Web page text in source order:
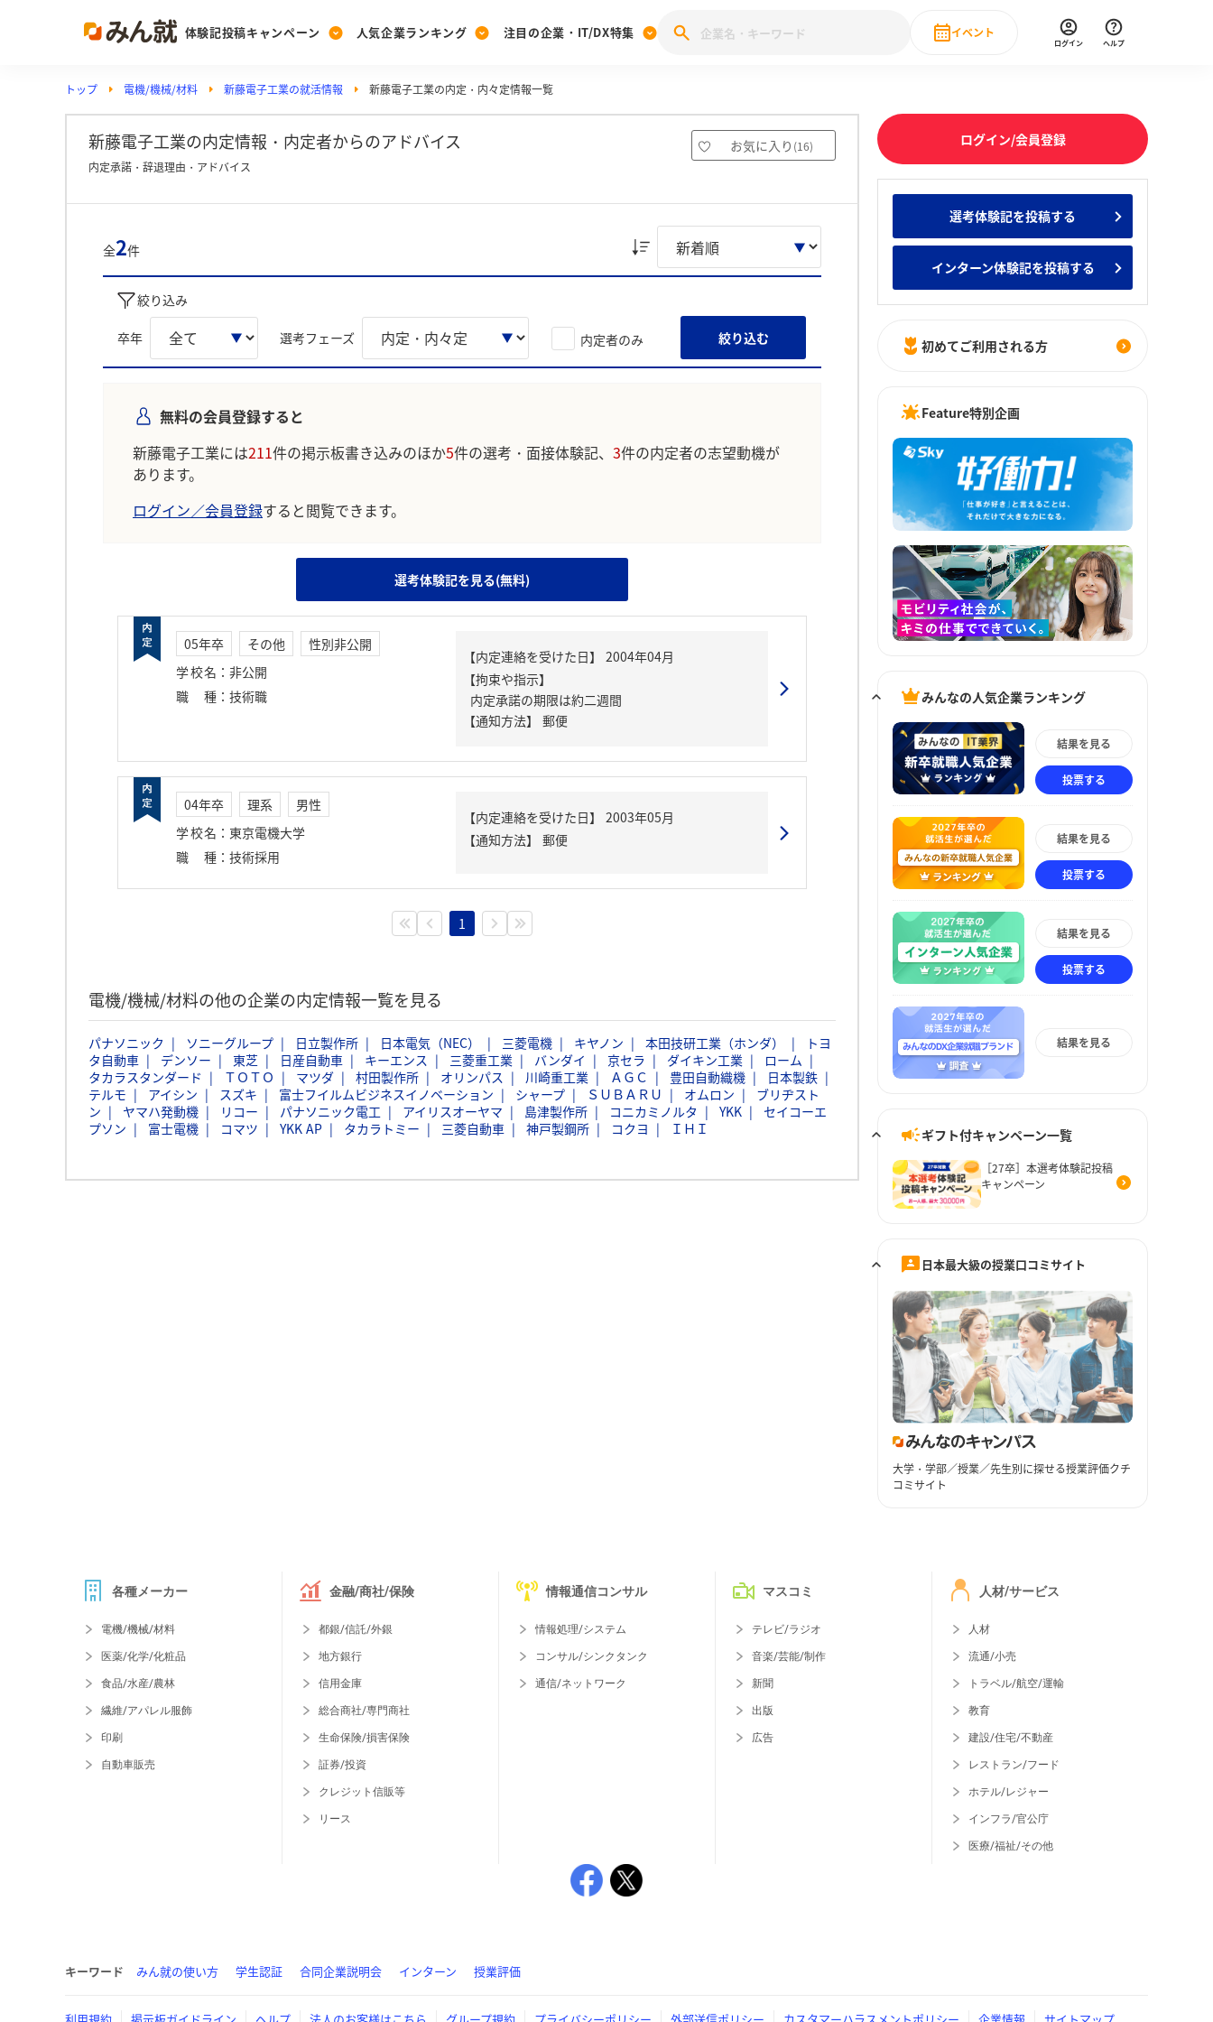
体験記投稿キャンペーン
Post
投稿する
[27卒] 本選考体験記投稿キャンペーン
人気企業ランキング
Ranking
ランキングを見る
Vote みんなの新卒就職人気企業ランキング みんなのインターン人気企業ランキ
注目の企業・IT/DX特集
PickUp
注目の企業特集
28卒 IT・DX現場社員インタビュー
イベント
直近のイベント一覧
ログイン ヘルプ
トップ 電機/機械/材料 新藤電子工業の就活情報 新藤電子工業の内定・内々定情報一覧
新藤電子工業の内定情報・内定者からのアドバイス お気に入り (16)
内定承諾・辞退理由・アドバイス
全2件
絞り込み
卒年 選考フェーズ 内定者のみ 絞り込む
無料の会員登録すると
新藤電子工業には211件の掲示板書き込みのほか5件の選考・面接体験記、 3件の内定者の志望動機が
あります。
ログイン／会員登録すると閲覧できます。
選考体験記を見る(無料)
05年卒 その他
性別非公開
学校名 ： 非公開
職種 ： 技術職
【内定連絡を受けた日】
2004年04月
【拘束や指示】
内定承諾の期限は約二週間
【通知方法】
郵便
04年卒 理系
男性
学校名 ： 東京電機大学
職種 ： 技術採用
【内定連絡を受けた日】
2003年05月
【通知方法】
郵便
1
電機/機械/材料の他の企業の内定情報一覧を見る
パナソニック ソニーグループ 日立製作所 日本電気（NEC） 三菱電機 キヤノン 本田技研工業（ホンダ）
トヨ
タ自動車
デンソー 東芝 日産自動車 キーエンス 三菱重工業 バンダイ 京セラ ダイキン工業
ローム
タカラスタンダード
ＴＯＴＯ マツダ 村田製作所 オリンパス 川崎重工業 ＡＧＣ 豊田自動織機
日本製鉄
テルモ
アイシン スズキ 富士フイルムビジネスイノベーション シャープ ＳＵＢＡＲＵ オムロン
ブリヂスト
ン
ヤマハ発動機 リコー パナソニック電工 アイリスオーヤマ 島津製作所 コニカミノルタ YKK
セイコーエ
プソン
富士電機 コマツ YKK AP タカラトミー 三菱自動車 神戸製鋼所 コクヨ ＩＨＩ
ログイン/会員登録
選考体験記を投稿する
インターン体験記を投稿する
初めてご利用される方
Feature特別企画
みんなの人気企業ランキング
結果を見る
投票する
結果を見る
投票する
結果を見る
投票する
結果を見る
ギフト付キャンペーン一覧
［27卒］本選考体験記投稿
キャンペーン
日本最大級の授業口コミサイト
大学・学部／授業／先生別に探せる授業評価クチ
コミサイト
各種メーカー
電機/機械/材料
医薬/化学/化粧品
食品/水産/農林
繊維/アパレル服飾
印刷
自動車販売
金融/商社/保険
都銀/信託/外銀
地方銀行
信用金庫
総合商社/専門商社
生命保険/損害保険
証券/投資
クレジット信販等
リース
情報通信コンサル
情報処理/システム
コンサル/シンクタンク
通信/ネットワーク
マスコミ
テレビ/ラジオ
音楽/芸能/制作
新聞
出版
広告
人材/サービス
人材
流通/小売
トラベル/航空/運輸
教育
建設/住宅/不動産
レストラン/フード
ホテル/レジャー
インフラ/官公庁
医療/福祉/その他
キーワード みん就の使い方 学生認証 合同企業説明会 インターン 授業評価